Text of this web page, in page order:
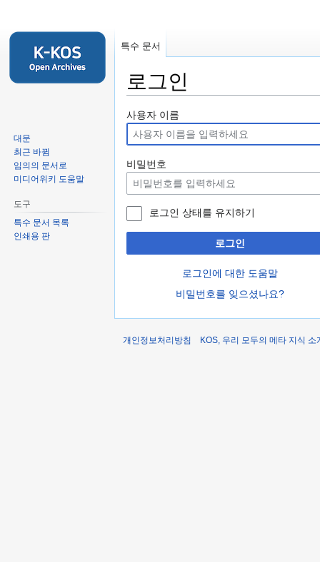
로그인
둘
러
보
기
로
가
기
검
색
하
러
가
기
사용자 이름
비밀번호
로그인 상태를 유지하기
로그인
로그인에 대한 도움말
비밀번호를 잊으셨나요?
특수 문서
대문
최근 바뀜
임의의 문서로
미디어위키 도움말
도구
특수 문서 목록
인쇄용 판
개인정보처리방침 KOS, 우리 모두의 메타 지식 소